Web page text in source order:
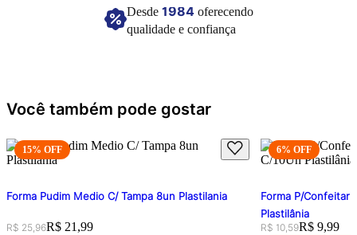
Desde 1984oferecendo
qualidade e confiança
Você também pode gostar
15% OFF
Forma Pudim Medio C/ Tampa 8un Plastilania
Original price:
R$ 25,96Price:
R$ 21,99
6% OFF
Forma P/
Plastilânia
Original price:
R$ 10,59Price:
R$ 9,99